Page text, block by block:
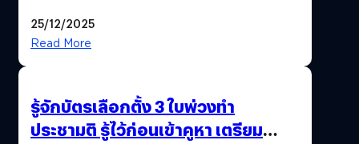
25/12/2025
Read More
รู้จักบัตรเลือกตั้ง 3 ใบพ่วงทำ
ประชามติ รู้ไว้ก่อนเข้าคูหา เตรียม